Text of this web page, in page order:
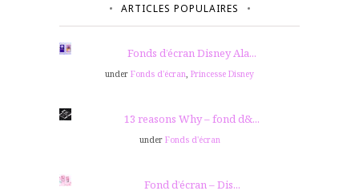
ARTICLES POPULAIRES
Fonds d’écran Disney Ala...
under Fonds d'écran Princesse Disney
13 reasons Why – fond d&...
under Fonds d'écran
Fond d’écran – Dis...